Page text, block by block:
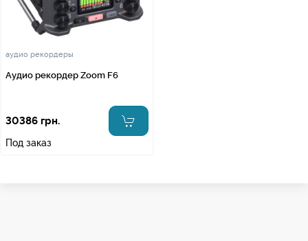
аудио рекордеры
Аудио рекордер Zoom F6
30386 грн.
Под заказ